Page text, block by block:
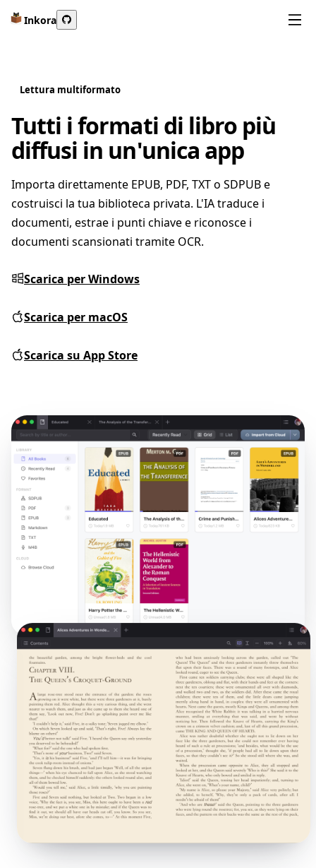
Inkora
Lettura multiformato
Tutti i formati di libro più
diffusi in un'unica app
Importa direttamente EPUB, PDF, TXT o SDPUB e
costruisci la tua biblioteca privata. L'IA traduce i
documenti, estrae i punti chiave e riconosce i
documenti scansionati tramite OCR.
Scarica per Windows
Scarica per macOS
Scarica su App Store